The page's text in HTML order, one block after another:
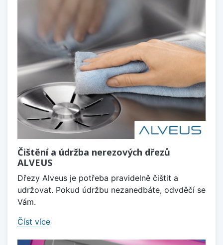
Čištění a údržba nerezových dřezů
ALVEUS
Dřezy Alveus je potřeba pravidelně čištit a
udržovat. Pokud údržbu nezanedbáte, odvděčí se
Vám.
Číst více